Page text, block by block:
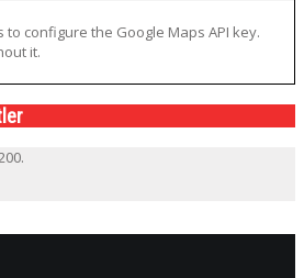
configure the Google Maps API key.
it.